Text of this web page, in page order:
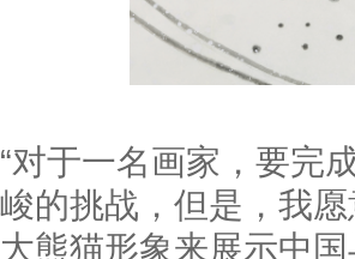
“对于一名画家，要完
峻的挑战，但是，我
大熊猫形象来展示中